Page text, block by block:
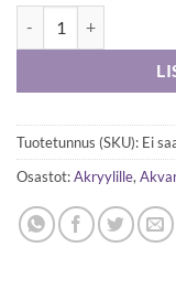
Tuotetunnus (SKU): Ei
Osastot:Akryylille,